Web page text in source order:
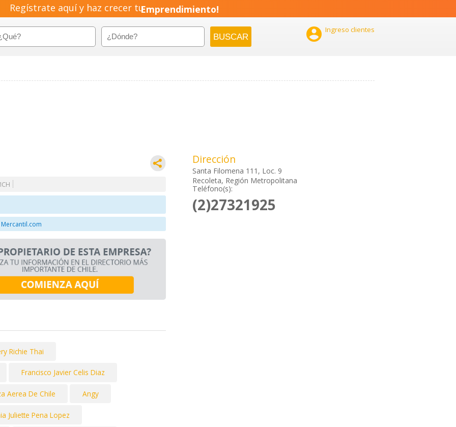
Regístrate aquí y haz crecer tuPyme!
Emprendimiento!
 Ingreso clientes
Richie Thai
Francisco Javier Celis Diaz
Aerea De Chile Angy
Juliette Pena Lopez
Dirección
Santa Filomena 111, Loc. 9
Recoleta, Región Metropolitana
Teléfono(s):
(2)27321925